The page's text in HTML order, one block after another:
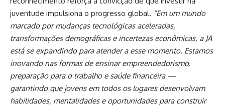
juventude impulsiona o progresso global. “Em um mundo
marcado por mudanças tecnológicas aceleradas,
transformações demográficas e incertezas econômicas, a JA
está se expandindo para atender a esse momento. Estamos
inovando nas formas de ensinar empreendedorismo,
preparação para o trabalho e saúde financeira —
garantindo que jovens em todos os lugares desenvolvam
habilidades, mentalidades e oportunidades para construir